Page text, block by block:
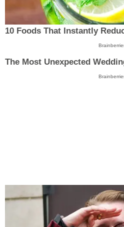
10 Foods That Instantly
The Most Unexpected